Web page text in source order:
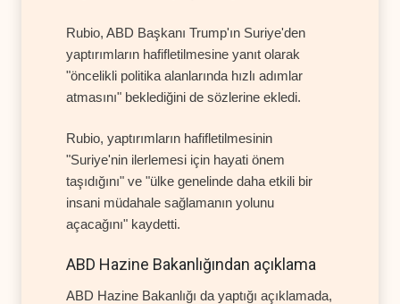
Rubio, ABD Başkanı Trump'ın Suriye'den
yaptırımların hafifletilmesine yanıt olarak
"öncelikli politika alanlarında hızlı adımlar
atmasını" beklediğini de sözlerine ekledi.
Rubio, yaptırımların hafifletilmesinin
"Suriye'nin ilerlemesi için hayati önem
taşıdığını" ve "ülke genelinde daha etkili bir
insani müdahale sağlamanın yolunu
açacağını" kaydetti.
ABD Hazine Bakanlığından açıklama
ABD Hazine Bakanlığı da yaptığı açıklamada,